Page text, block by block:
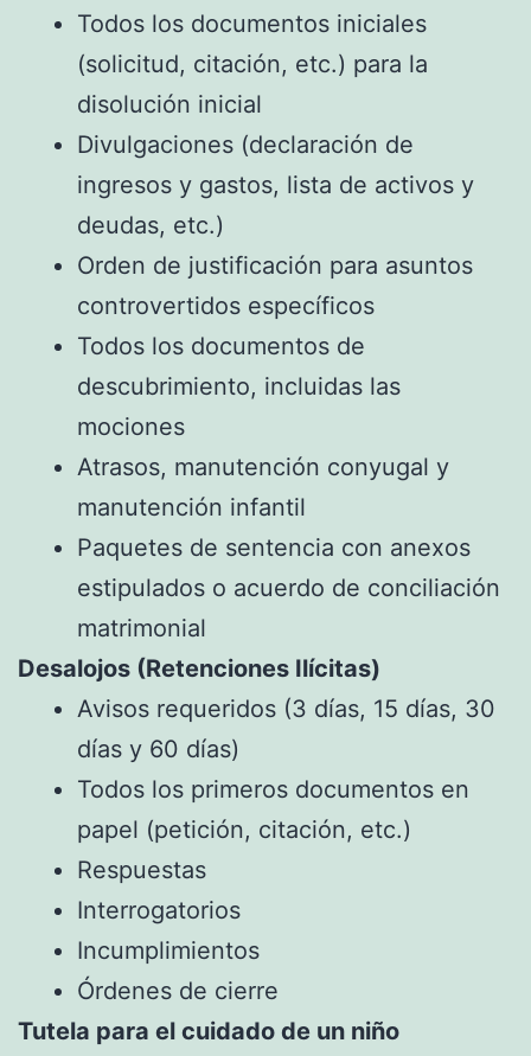
Todos los documentos iniciales
(solicitud, citación, etc.) para la
disolución inicial
Divulgaciones (declaración de
ingresos y gastos, lista de activos y
deudas, etc.)
Orden de justificación para asuntos
controvertidos específicos
Todos los documentos de
descubrimiento, incluidas las
mociones
Atrasos, manutención conyugal y
manutención infantil
Paquetes de sentencia con anexos
estipulados o acuerdo de conciliación
matrimonial
Desalojos (Retenciones Ilícitas)
Avisos requeridos (3 días, 15 días, 30
días y 60 días)
Todos los primeros documentos en
papel (petición, citación, etc.)
Respuestas
Interrogatorios
Incumplimientos
Órdenes de cierre
Tutela para el cuidado de un niño